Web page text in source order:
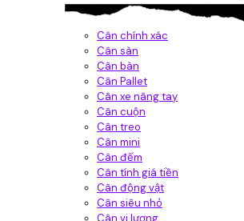
Cân chính xác
Cân sàn
Cân bàn
Cân Pallet
Cân xe nâng tay
Cân cuộn
Cân treo
Cân mini
Cân đếm
Cân tính giá tiền
Cân động vật
Cân siêu nhỏ
Cân vi lượng